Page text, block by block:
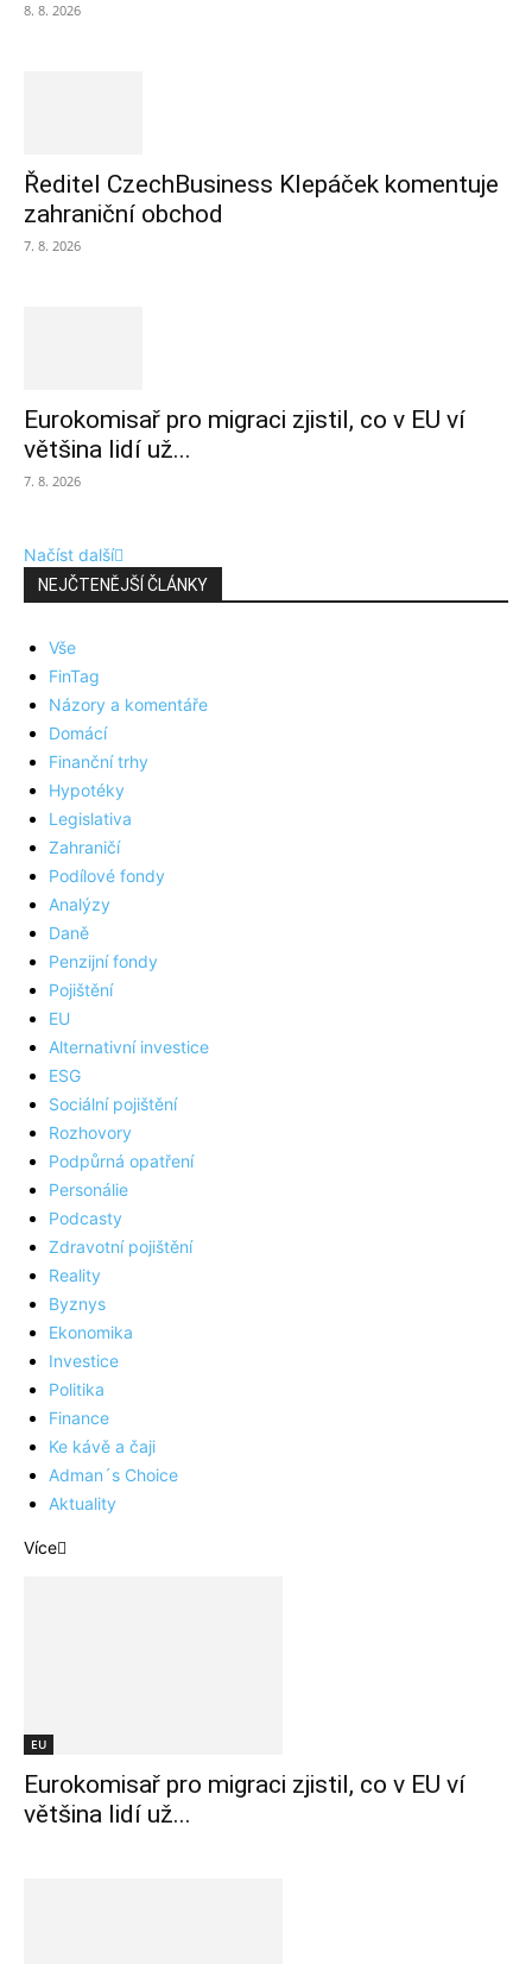
8. 8. 2026
Ředitel CzechBusiness Klepáček komentuje
zahraniční obchod
7. 8. 2026
Eurokomisař pro migraci zjistil, co v EU ví
většina lidí už...
7. 8. 2026
Načíst další
NEJČTENĚJŠÍ ČLÁNKY
Vše
FinTag
Názory a komentáře
Domácí
Finanční trhy
Hypotéky
Legislativa
Zahraničí
Podílové fondy
Analýzy
Daně
Penzijní fondy
Pojištění
EU
Alternativní investice
ESG
Sociální pojištění
Rozhovory
Podpůrná opatření
Personálie
Podcasty
Zdravotní pojištění
Reality
Byznys
Ekonomika
Investice
Politika
Finance
Ke kávě a čaji
Adman´s Choice
Aktuality
Více
EU
Eurokomisař pro migraci zjistil, co v EU ví
většina lidí už...